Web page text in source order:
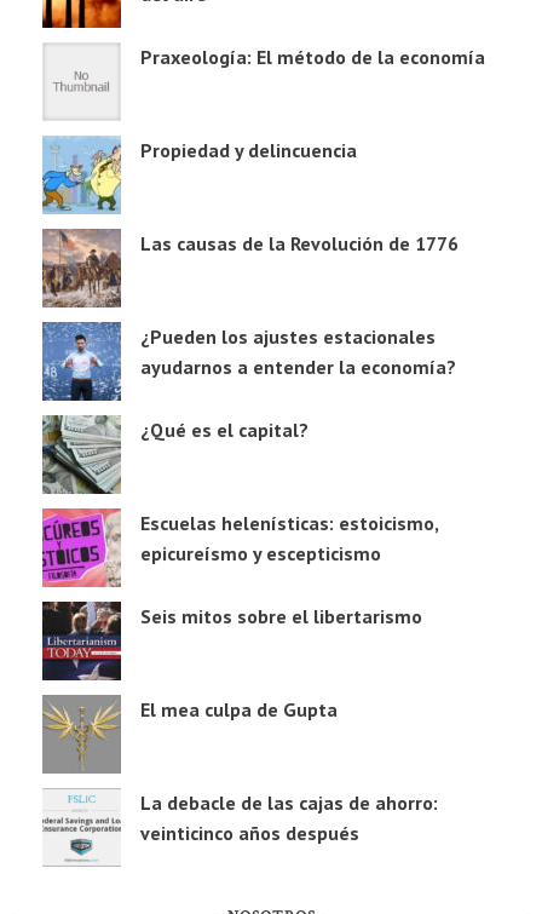
Praxeología: El método de la economía
Propiedad y delincuencia
Las causas de la Revolución de 1776
¿Pueden los ajustes estacionales
ayudarnos a entender la economía?
¿Qué es el capital?
Escuelas helenísticas: estoicismo,
epicureísmo y escepticismo
Seis mitos sobre el libertarismo
El mea culpa de Gupta
La debacle de las cajas de ahorro:
veinticinco años después